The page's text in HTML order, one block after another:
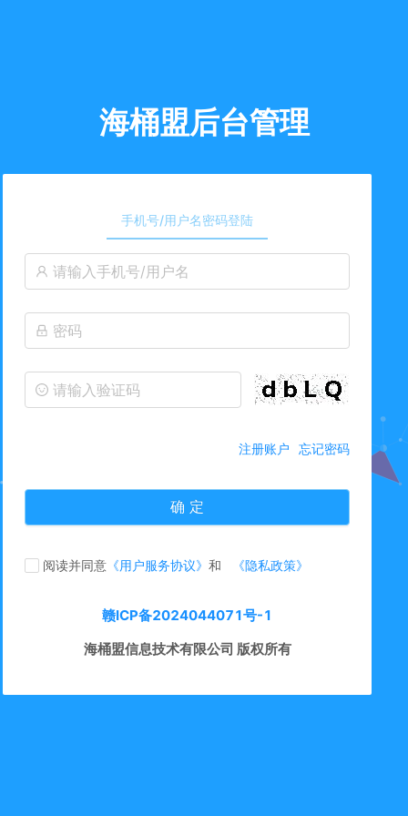
海桶盟后台管理
手机号/用户名密码登陆
忘记密码
注册账户
确 定
阅读并同意 《用户服务协议》和 《隐私政策》
赣ICP备2024044071号-1
海桶盟信息技术有限公司 版权所有